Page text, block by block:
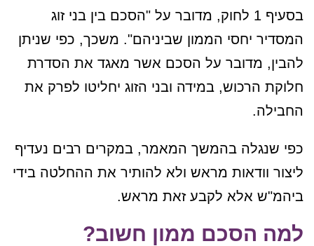
בסעיף 1 לחוק, מדובר על "הסכם בין בני זוג
המסדיר יחסי הממון שביניהם". משכך, כפי שניתן
להבין, מדובר על הסכם אשר מאגד את הסדרת
חלוקת הרכוש, במידה ובני הזוג יחליטו לפרק את
החבילה.
כפי שנגלה בהמשך המאמר, במקרים רבים נעדיף
ליצור וודאות מראש ולא להותיר את ההחלטה בידי
ביהמ"ש אלא לקבע זאת מראש.
למה הסכם ממון חשוב?